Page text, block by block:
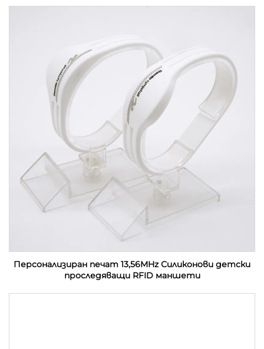
Персонализиран печат 13,56MHz Силиконови детски
проследяващи RFID маншети